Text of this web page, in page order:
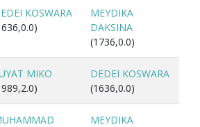
KOSWARA
MEYDIKA
DAKSINA
(1736,0.0)
MIKO
DEDEI KOSWARA
(1636,0.0)
MEYDIKA